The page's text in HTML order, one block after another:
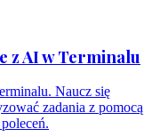
z AI w Terminalu
Naucz się
zadania z pomocą